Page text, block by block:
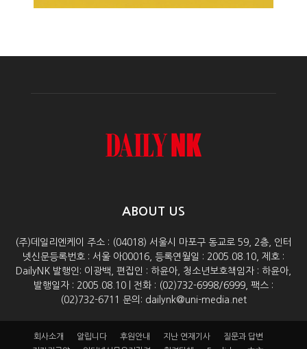
ABOUT US
(주)데일리엔케이 주소 : (04018) 서울시 마포구 동교로 59, 2층, 인터
넷신문등록번호 : 서울 아00016, 등록연월일 : 2005.08.10, 제호 :
DailyNK 발행인: 이광백, 편집인 : 하윤아, 청소년보호책임자 : 하윤아,
발행일자 : 2005.08.10 | 전화 : (02)732-6998/6999, 팩스 :
(02)732-6711 문의: dailynk@uni-media.net
회사소개 알립니다 후원안내 지난 연재기사
질문과 답변